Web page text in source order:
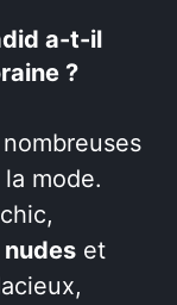
a-t-il
?
mode.
et